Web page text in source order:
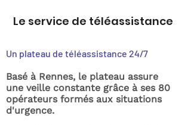
Le service de téléassistance
Un plateau de téléassistance 24/7
Basé à Rennes, le plateau assure
une veille constante grâce à ses 80
opérateurs formés aux situations
d'urgence.